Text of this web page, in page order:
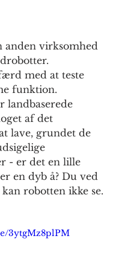
anden virksomhed
med at teste
funktion.
landbaserede
af det
lave, grundet de
- er det en lille
en dyb å? Du ved
robotten ikke se.
3ytgMz8plPM